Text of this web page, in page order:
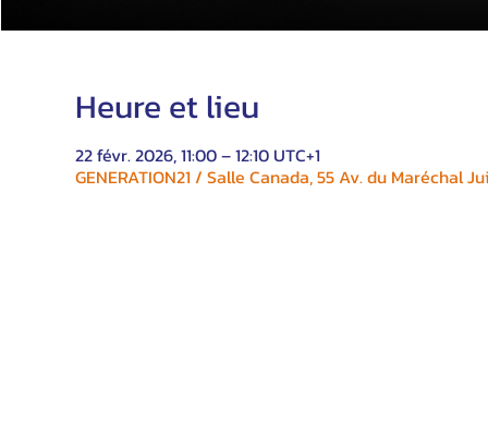
Heure et lieu
22 févr. 2026, 11:00 – 12:10 UTC+1
GENERATION21 / Salle Canada, 55 Av. du Maréchal